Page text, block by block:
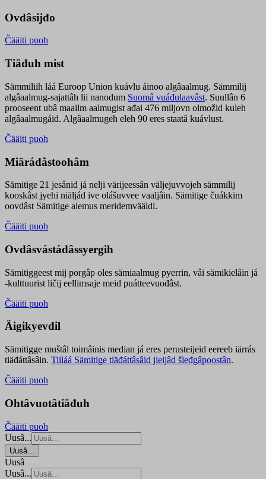
Ovdâsijđo
Čääiti puoh
Tiäđuh mist
Sämmiliih láá Euroop Union kuávlu áinoo algâaalmug. Sämmilij
algâaalmug-sajattâh lii nanodum Suomâ vuáđulaavâst. Suullân 6
prooseent ubâ maailm aalmugist ađai 476 miljovn olmožid kuleh
algâaalmugáid. Algâaalmugeh eleh 90 eres staatâ kuávlust.
Čääiti puoh
Miärádâstoohâm
Sämitige 21 jesânid já nelji värijeessân väljejuvvojeh sämmilij
kooskâst jyehi niäljád ive olášuvvee vaaljâin. Sämitige čuákkim
oovdâst Sämitige alemus meridemvääldi.
Čääiti puoh
Ovdâsvástádâssyergih
Sämitiggeest mij porgâp oles sämiaalmug pyerrin, vâi sämikielâin já
-kulttuurist ličij eellimsaje meid puátteevuođâst.
Čääiti puoh
Äigikyevdil
Sämitigge muštâl toimâinis median já eres perusteijeid eereeb iärrás
tiäđáttâsâin. Tiiláá Sämitige tiäđáttâsâid jieijâd šleđgâpoostân.
Čääiti puoh
Ohtâvuotâtiäđuh
Čääiti puoh
Uusâ...
Uusâ...
Uusâ
Uusâ...